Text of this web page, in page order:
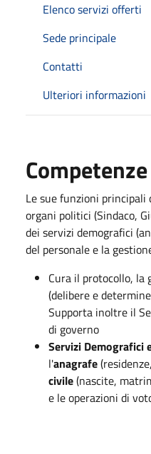
Elenco servizi offerti
Sede principale
Contatti
Ulteriori informazioni
Competenze
Le sue funzioni principali
organi politici (Sindaco,
dei servizi demografici
del personale e la
Cura il protocollo,
(delibere e
Supporta inoltre il
di governo
Servizi Demografici
l'anagrafe
civile(nascite,
e le operazioni di